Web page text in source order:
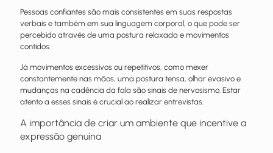
Pessoas confiantes são mais consistentes em suas respostas
verbais e também em sua linguagem corporal, o que pode ser
percebido através de uma postura relaxada e movimentos
contidos.
Já movimentos excessivos ou repetitivos, como mexer
constantemente nas mãos, uma postura tensa, olhar evasivo e
mudanças na cadência da fala são sinais de nervosismo. Estar
atento a esses sinais é crucial ao realizar entrevistas.
A importância de criar um ambiente que incentive a
expressão genuína